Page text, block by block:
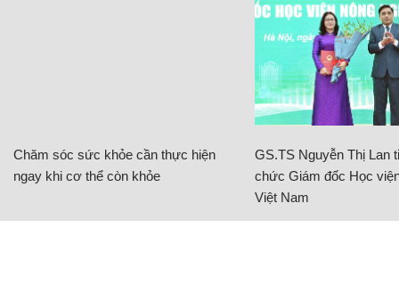
Chăm sóc sức khỏe cần thực hiện
ngay khi cơ thể còn khỏe
GS.TS Nguyễn Thị Lan
chức Giám đốc Học
Việt Nam